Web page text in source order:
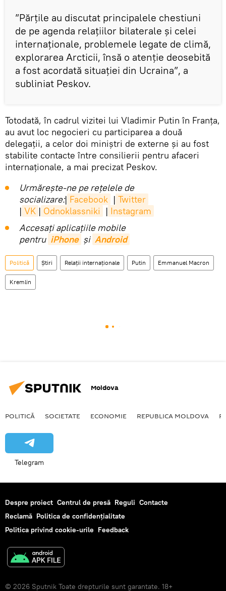
”Părțile au discutat principalele chestiuni
de pe agenda relațiilor bilaterale și celei
internaționale, problemele legate de climă,
explorarea Arcticii, însă o atenție deosebită
a fost acordată situației din Ucraina”, a
subliniat Peskov.
Totodată, în cadrul vizitei lui Vladimir Putin în Franța,
au avut loc negocieri cu participarea a două
delegații, a celor doi miniștri de externe și au fost
stabilite contacte între consilierii pentru afaceri
internaționale, a mai precizat Peskov.
Urmărește-ne pe rețelele de
socializare:| Facebook | Twitter
| VK | Odnoklassniki | Instagram
Accesaţi aplicaţiile mobile
pentru iPhone și Android
Politică Știri Relații internaționale Putin Emmanuel Macron
Kremlin
Moldova
POLITICĂ SOCIETATE ECONOMIE REPUBLICA MOLDOVA
Telegram
Despre proiect Centrul de presă Reguli Contacte
Reclamă Politica de confidențialitate
Politica privind cookie-urile Feedback
© 2026 Sputnik Toate drepturile sunt garantate. 18+